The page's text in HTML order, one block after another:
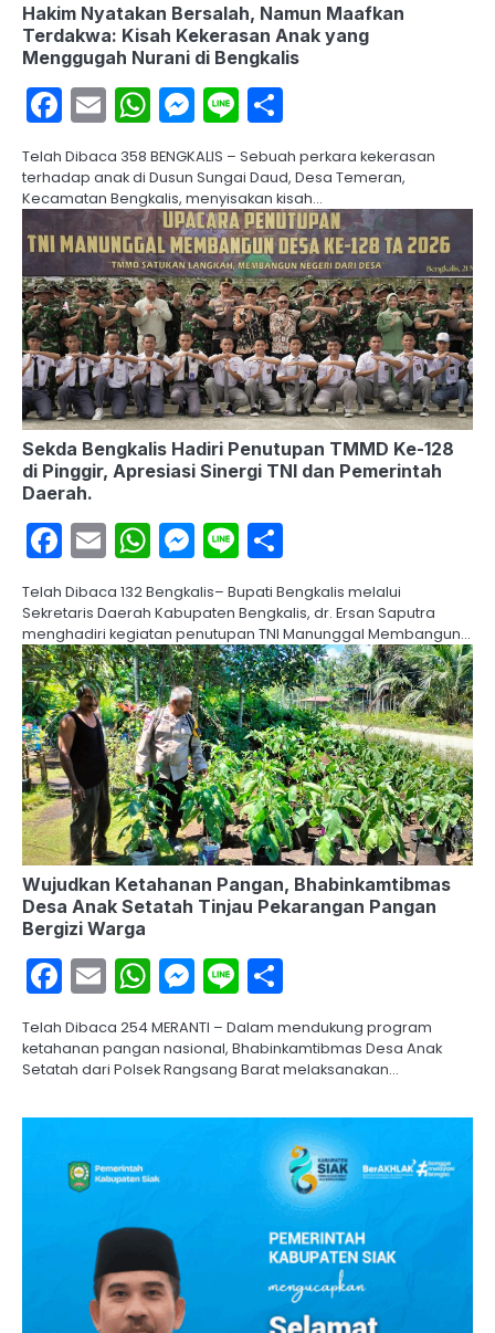
Hakim Nyatakan Bersalah, Namun Maafkan
Terdakwa: Kisah Kekerasan Anak yang
Menggugah Nurani di Bengkalis
Facebook
EmailWhatsApp
Messenger
Line
Telah Dibaca 358 BENGKALIS – Sebuah perkara kekerasan
terhadap anak di Dusun Sungai Daud, Desa Temeran,
Kecamatan Bengkalis, menyisakan kisah…
Sekda Bengkalis Hadiri Penutupan TMMD Ke-128
di Pinggir, Apresiasi Sinergi TNI dan Pemerintah
Daerah.
Facebook
EmailWhatsApp
Messenger
Line
Telah Dibaca 132 Bengkalis– Bupati Bengkalis melalui
Sekretaris Daerah Kabupaten Bengkalis, dr. Ersan Saputra
menghadiri kegiatan penutupan TNI Manunggal Membangun…
Wujudkan Ketahanan Pangan, Bhabinkamtibmas
Desa Anak Setatah Tinjau Pekarangan Pangan
Bergizi Warga
Facebook
EmailWhatsApp
Messenger
Line
Telah Dibaca 254 MERANTI – Dalam mendukung program
ketahanan pangan nasional, Bhabinkamtibmas Desa Anak
Setatah dari Polsek Rangsang Barat melaksanakan…